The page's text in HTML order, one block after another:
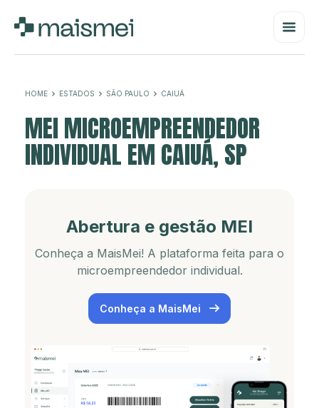
HOME ESTADOS SÃO PAULO CAIUÁ
MEI MICROEMPREENDEDOR
INDIVIDUAL EM CAIUÁ, SP
Abertura e gestão MEI
Conheça a MaisMei! A plataforma feita para o
microempreendedor individual.
Conheça a MaisMei